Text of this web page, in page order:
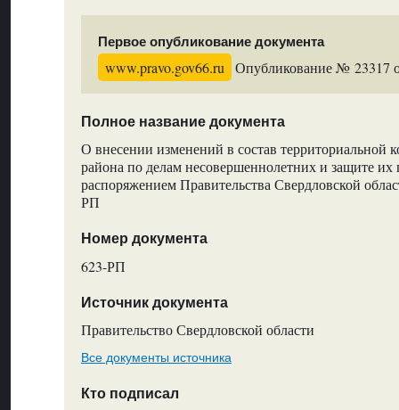
Первое опубликование документа
www.pravo.gov66.ru Опубликование № 23317
Полное название документа
О внесении изменений в состав территориальной
района по делам несовершеннолетних и защите
распоряжением Правительства Свердловской
РП
Номер документа
623-РП
Источник документа
Правительство Свердловской области
Все документы источника
Кто подписал